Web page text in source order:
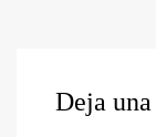
Deja una